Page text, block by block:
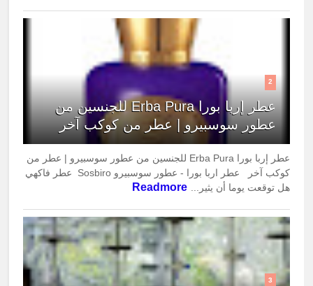
2
عطر إربا بورا Erba Pura للجنسين من
عطور سوسبيرو | عطر من كوكب آخر
عطر إربا بورا Erba Pura للجنسين من عطور سوسبيرو | عطر من
كوكب آخر عطر اربا بورا - عطور سوسبيرو Sosbiro عطر فاكهي
هل توقعت يوما أن يثير...
Readmore
3